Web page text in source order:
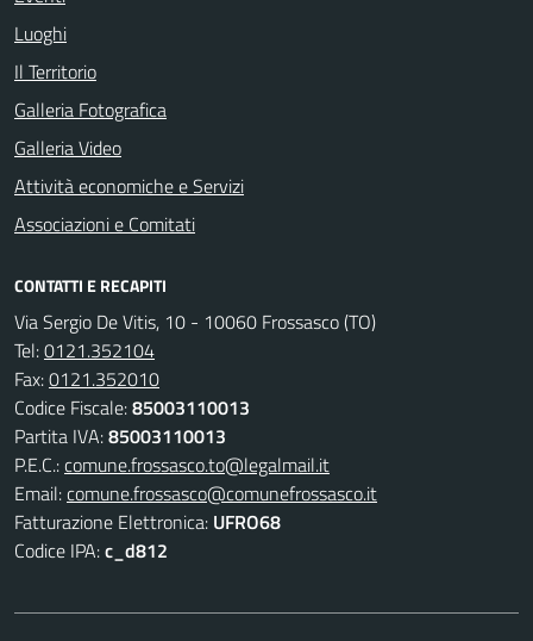
Luoghi
Il Territorio
Galleria Fotografica
Galleria Video
Attività economiche e Servizi
Associazioni e Comitati
CONTATTI E RECAPITI
Via Sergio De Vitis, 10 - 10060 Frossasco (TO)
Tel:0121.352104
Fax:0121.352010
Codice Fiscale:85003110013
Partita IVA:85003110013
P.E.C.:comune.frossasco.to@legalmail.it
Email:comune.frossasco@comunefrossasco.it
Fatturazione Elettronica: UFRO68
Codice IPA:c_d812